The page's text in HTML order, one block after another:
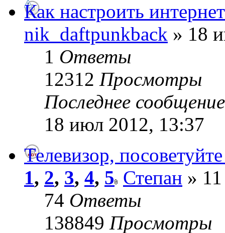
Как настроить
nik_daftpunkback » 18
1 Ответы
12312 Просмотры
Последнее
18 июл 2012, 13:37
Телевизор,
1, 2, 3, 4, 5 Степан »
74 Ответы
138849 Просмотры